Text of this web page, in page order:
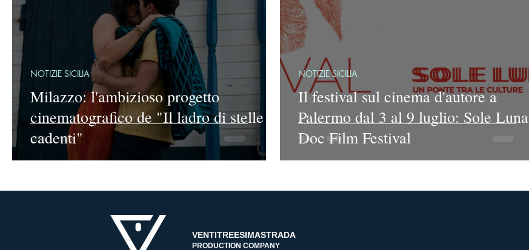
Milazzo: l'ambizioso progetto
cinematografico de "Il ladro di stelle
cadenti"
NOTIZIE SICILIA
Il festival sul cinema d'autore a
Palermo dal 3 al 9 luglio: Sole Luna
Doc Film Festival
NOTIZIE SICILIA
VENTITREESIMASTRADA
PRODUCTION COMPANY